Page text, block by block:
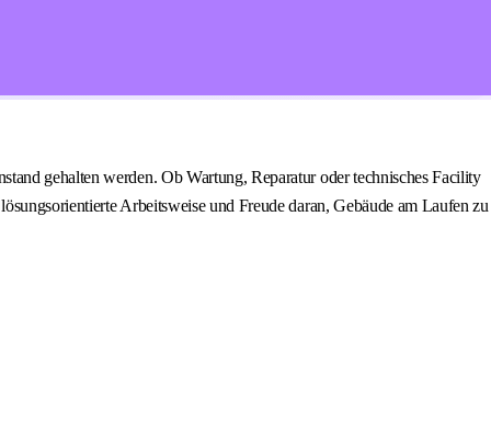
gehalten werden. Ob Wartung, Reparatur oder technisches Facility
Arbeitsweise und Freude daran, Gebäude am Laufen zu